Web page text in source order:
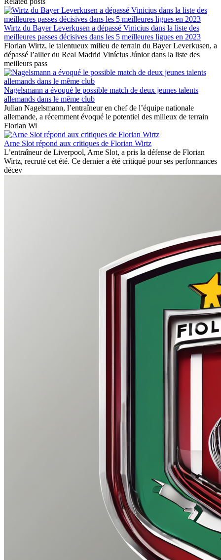
Wirtz du Bayer Leverkusen a dépassé Vinicius dans la liste des
meilleures passes décisives dans les 5 meilleures ligues en 2023
Florian Wirtz, le talentueux milieu de terrain du Bayer Leverkusen, a
dépassé l’ailier du Real Madrid Vinícius Júnior dans la liste des
meilleurs pass
Nagelsmann a évoqué le possible match de deux jeunes talents
allemands dans le même club
Julian Nagelsmann, l’entraîneur en chef de l’équipe nationale
allemande, a récemment évoqué le potentiel des milieux de terrain
Florian Wi
Arne Slot répond aux critiques de Florian Wirtz
L’entraîneur de Liverpool, Arne Slot, a pris la défense de Florian
Wirtz, recruté cet été. Ce dernier a été critiqué pour ses performances
décev